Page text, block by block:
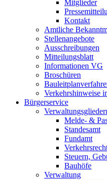
Mitglieder
Kontakt
Amtliche
Stellenangebote
Ausschreibungen
Mitteilungsblatt
Informationen VG
Broschüren
Verkehrshinweise
Bürgerservice
Melde- &
Standesamt
Fundamt
Steuern,
Bauhöfe
Verwaltung